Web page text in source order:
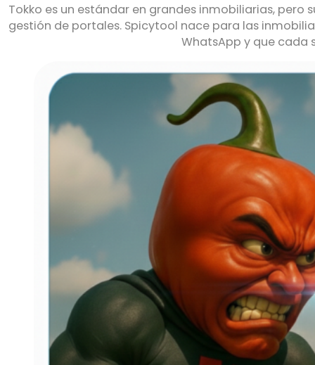
Tokko es un estándar en grandes inmobiliarias,
gestión de portales. Spicytool nace para las
WhatsApp y que cada